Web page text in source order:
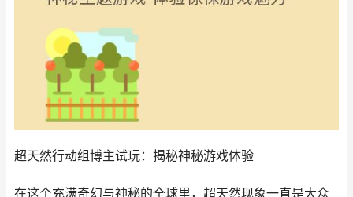
超天然行动组博主试玩：揭秘神秘游戏体验
在这个充满奇幻与神秘的全球里，超天然现象一直是大众